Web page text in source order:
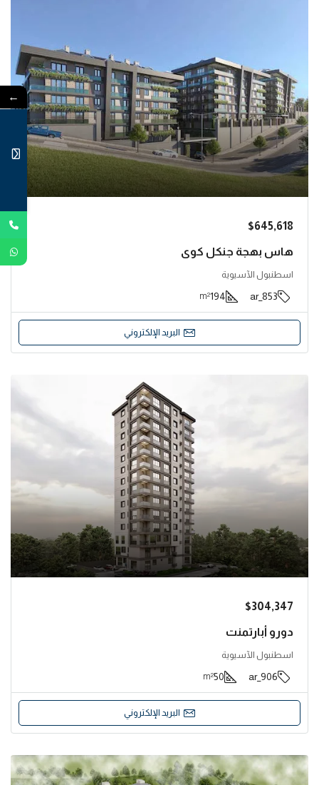
$645,618
هاس بهجة جنكل كوي
اسطنبول الآسيوية
853_ar
194
m²
البريد الإلكتروني
$304,347
دورو أبارتمنت
اسطنبول الآسيوية
906_ar
50
m²
البريد الإلكتروني
←